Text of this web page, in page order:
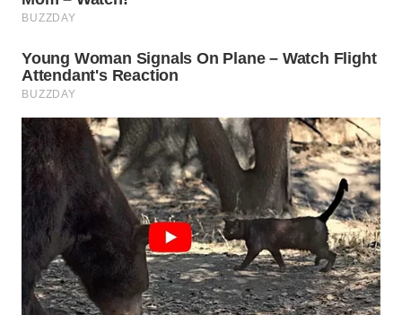
TINGGI
WN
PAKPAK
WN
KARAWANG
WN
BEKASI
WN
BOGOR